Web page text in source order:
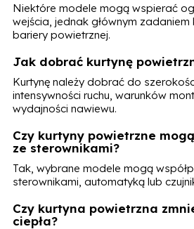
Niektóre modele mogą wspierać
wejścia, jednak głównym zadaniem
bariery powietrznej.
Jak dobrać kurtynę
Kurtynę należy dobrać do
intensywności ruchu, warunków
wydajności nawiewu.
Czy kurtyny powietrzne
ze sterownikami?
Tak, wybrane modele mogą
sterownikami, automatyką lub
Czy kurtyna powietrzna
ciepła?